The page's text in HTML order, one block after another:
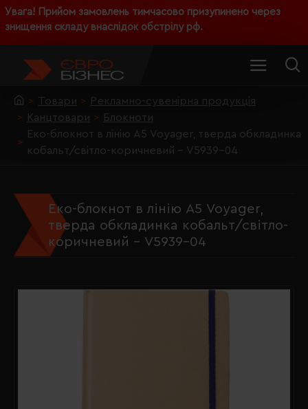
Увага! Прийом замовлень тимчасово призупинено через
знищення складу внаслідок обстрілу рф.
Товари
Рекламно-сувенірна продукція
Канцтовари
Блокноти
Еко-блокнот в лінію А5 Voyager, тверда обкладинка
кобальт/світло-коричневий - V5939-04
Еко-блокнот в лінію А5 Voyager,
тверда обкладинка кобальт/світло-
коричневий - V5939-04